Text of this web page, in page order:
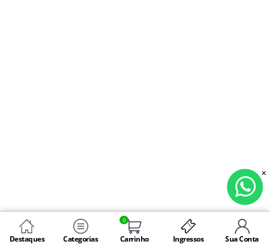
Destaques Categorias
0
Carrinho Ingressos Sua Conta